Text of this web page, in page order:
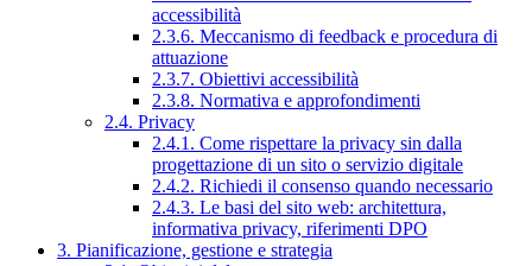
accessibilità
2.3.6. Meccanismo di feedback e procedura di
attuazione
2.3.7. Obiettivi accessibilità
2.3.8. Normativa e approfondimenti
2.4. Privacy
2.4.1. Come rispettare la privacy sin dalla
progettazione di un sito o servizio digitale
2.4.2. Richiedi il consenso quando necessario
2.4.3. Le basi del sito web: architettura,
informativa privacy, riferimenti DPO
3. Pianificazione, gestione e strategia